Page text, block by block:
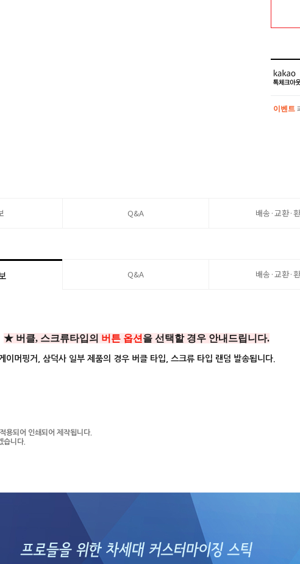
이벤트
Q&A 배송·교환·
Q&A 배송·교환·
★ 버클, 스크류타입의 버튼 옵션 을 선택할 경우 안내드립니다.
이머핑거, 삼덕사 일부 제품의 경우 버클 타입, 스크류 타입 랜덤 발송됩니다.
되어 인쇄되어 제작됩니다.
습니다.